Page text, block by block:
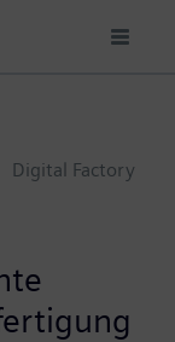
Digital Factory